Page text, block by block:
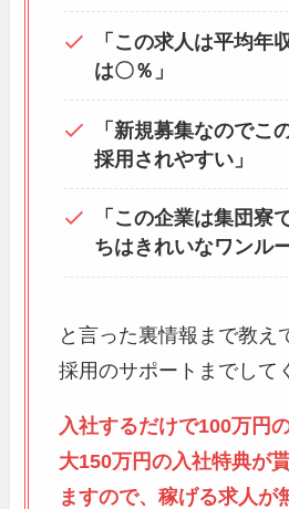
「この求人は平均年
は〇％」
「新規募集なのでこ
採用されやすい」
「この企業は集団寮
ちはきれいなワンル
と言った裏情報まで教え
採用のサポートまでして
入社するだけで100万円
大150万円の入社特典が
ますので、稼げる求人が